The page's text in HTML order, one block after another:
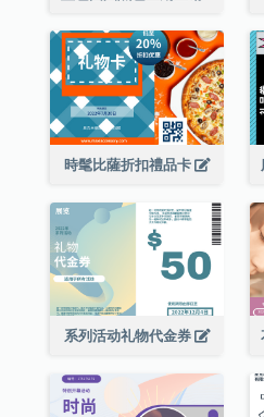
時髦比薩折扣禮品卡
系列活动礼物代金券